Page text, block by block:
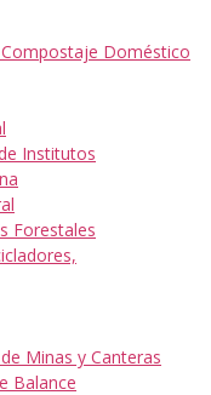
Doméstico
Institutos
Forestales
Minas y Canteras
Balance